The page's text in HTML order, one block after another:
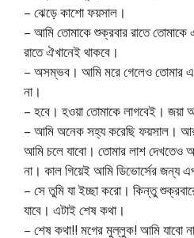
– ঝেড়ে কাশো ফয়সাল।
– আমি তোমাকে শুক্রবার রাতে
রাতে ঐখানেই থাকবে।
– অসম্ভব। আমি মরে গেলেও তোমার
না।
– হবে। হওয়া তোমাকে লাগবেই। জয়া
– আমি অনেক সহ্য করেছি ফয়সাল।
আমি চলে যাবো। তোমার লাশ দেখতেও
না। কাল গিয়েই আমি ডিভোর্সের জন্য
– সে তুমি যা ইচ্ছা করো। কিন্তু
যাবে। এটাই শেষ কথা।
– শেষ কথা!! মগের মুল্লুক! আমি যাবো